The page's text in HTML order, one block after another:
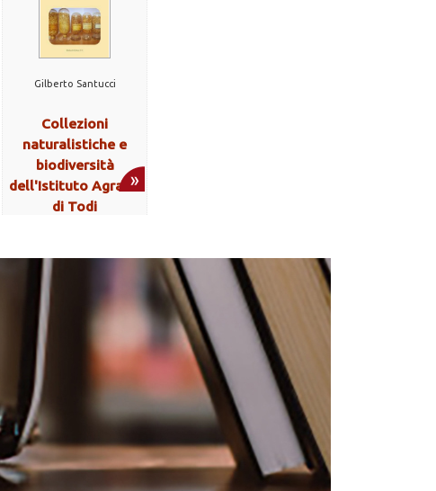
Gilberto Santucci
Collezioni
naturalistiche e
biodiversità
dell'Istituto Agrario
di Todi